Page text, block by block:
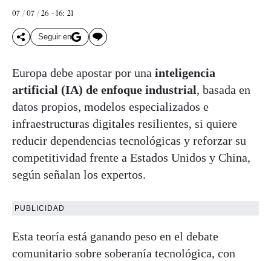
07 / 07 / 26 - 16: 21
Seguir en
Europa debe apostar por una inteligencia
artificial (IA) de enfoque industrial, basada en
datos propios, modelos especializados e
infraestructuras digitales resilientes, si quiere
reducir dependencias tecnológicas y reforzar su
competitividad frente a Estados Unidos y China,
según señalan los expertos.
PUBLICIDAD
Esta teoría está ganando peso en el debate
comunitario sobre soberanía tecnológica, con